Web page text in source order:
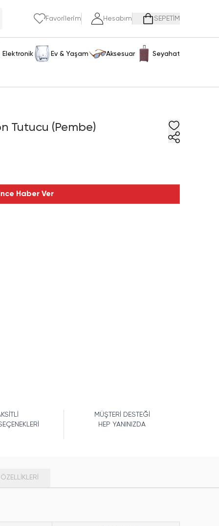
Favorilerim Hesabım SEPETİM
Elektronik Ev & Yaşam Aksesuar Seyahat
Tutucu (Pembe)
Haber Ver
MÜŞTERİ DESTEĞİ
HEP YANINIZDA